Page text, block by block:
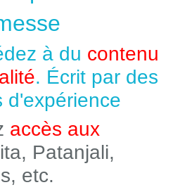
à du contenu
. Écrit par des
d'expérience
accès aux
Patanjali,
etc.